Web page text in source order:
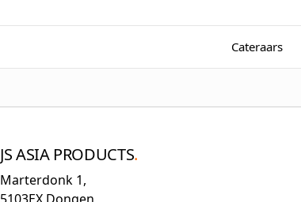
Cateraars
JS ASIA PRODUCTS.
Marterdonk 1,